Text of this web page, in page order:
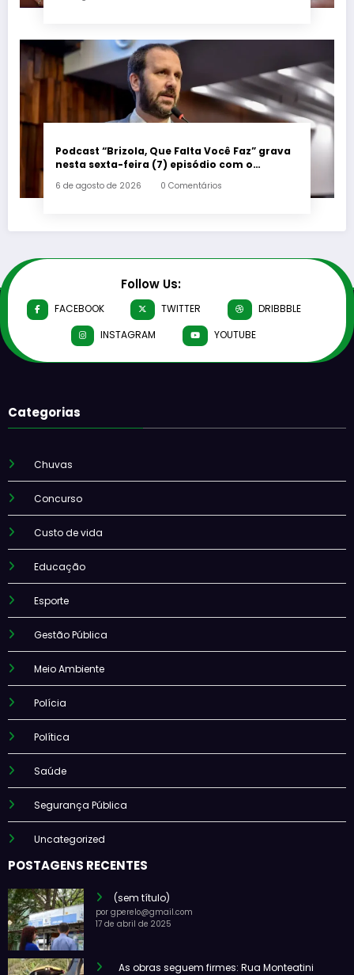
Podcast “Brizola, Que Falta Você Faz” grava
nesta sexta-feira (7) episódio com o
6 de agosto de 2026 0 Comentários
Follow Us:
FACEBOOK TWITTER
DRIBBBLE
INSTAGRAM
YOUTUBE
Categorias
Chuvas
Concurso
Custo de vida
Educação
Esporte
Gestão Pública
Meio Ambiente
Polícia
Política
Saúde
Segurança Pública
Uncategorized
POSTAGENS RECENTES
(sem título)
por gperelo@gmail.com
17 de abril de 2025
As obras seguem firmes: Rua Monteatini